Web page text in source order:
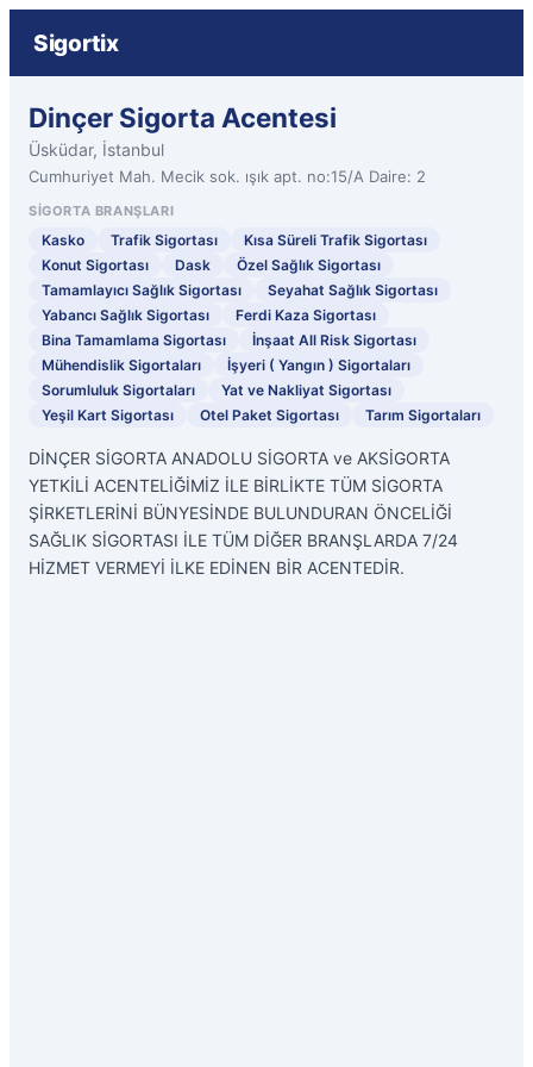
Sigortix
Dinçer Sigorta Acentesi
Üsküdar, İstanbul
Cumhuriyet Mah. Mecik sok. ışık apt. no:15/A Daire: 2
SIGORTA BRANŞLARI
Kasko Trafik Sigortası
Kısa Süreli Trafik Sigortası
Konut Sigortası
Dask
Özel Sağlık Sigortası
Tamamlayıcı Sağlık Sigortası
Seyahat Sağlık Sigortası
Yabancı Sağlık Sigortası
Ferdi Kaza Sigortası
Bina Tamamlama Sigortası
İnşaat All Risk Sigortası
Mühendislik Sigortaları
İşyeri ( Yangın ) Sigortaları
Sorumluluk Sigortaları
Yat ve Nakliyat Sigortası
Yeşil Kart Sigortası
Otel Paket Sigortası Tarım Sigortaları
DİNÇER SİGORTA ANADOLU SİGORTA ve AKSİGORTA
YETKİLİ ACENTELİĞİMİZ İLE BİRLİKTE TÜM SİGORTA
ŞİRKETLERİNİ BÜNYESİNDE BULUNDURAN ÖNCELİĞİ
SAĞLIK SİGORTASI İLE TÜM DİĞER BRANŞLARDA 7/24
HİZMET VERMEYİ İLKE EDİNEN BİR ACENTEDİR.